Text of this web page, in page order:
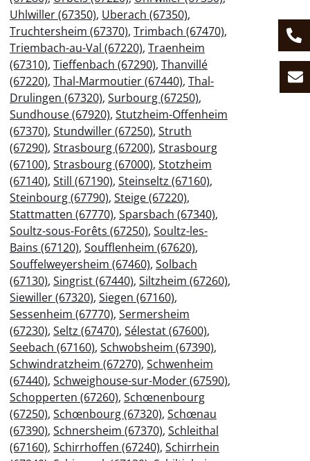
Uhlwiller (67350), Uberach (67350),
Truchtersheim (67370), Trimbach (67470),
Triembach-au-Val (67220), Traenheim
(67310), Tieffenbach (67290), Thanvillé
(67220), Thal-Marmoutier (67440), Thal-
Drulingen (67320), Surbourg (67250),
Sundhouse (67920), Stutzheim-Offenheim
(67370), Stundwiller (67250), Struth
(67290), Strasbourg (67200), Strasbourg
(67100), Strasbourg (67000), Stotzheim
(67140), Still (67190), Steinseltz (67160),
Steinbourg (67790), Steige (67220),
Stattmatten (67770), Sparsbach (67340),
Soultz-sous-Forêts (67250), Soultz-les-
Bains (67120), Soufflenheim (67620),
Souffelweyersheim (67460), Solbach
(67130), Singrist (67440), Siltzheim (67260),
Siewiller (67320), Siegen (67160),
Sessenheim (67770), Sermersheim
(67230), Seltz (67470), Sélestat (67600),
Seebach (67160), Schwobsheim (67390),
Schwindratzheim (67270), Schwenheim
(67440), Schweighouse-sur-Moder (67590),
Schopperten (67260), Schœnenbourg
(67250), Schœnbourg (67320), Schœnau
(67390), Schnersheim (67370), Schleithal
(67160), Schirrhoffen (67240), Schirrhein